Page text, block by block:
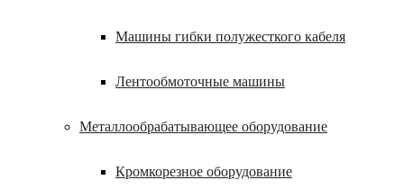
Машины гибки полужесткого кабеля
Лентообмоточные машины
Металлообрабатывающее оборудование
Кромкорезное оборудование